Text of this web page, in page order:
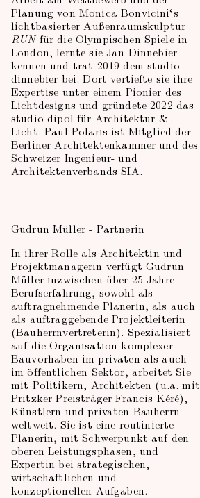
Planung von Monica Bonvicini‘s
lichtbasierter Außenraumskulptur
RUNfür die Olympischen Spiele in
London, lernte sie Jan Dinnebier
kennen und trat 2019 dem studio
dinnebier bei. Dort vertiefte sie ihre
Expertise unter einem Pionier des
Lichtdesigns und gründete 2022 das
studio dipol für Architektur &
Licht. Paul Polaris ist Mitglied der
Berliner Architektenkammer und des
Schweizer Ingenieur- und
Architektenverbands SIA.
Gudrun Müller - Partnerin
In ihrer Rolle als Architektin und
Projektmanagerin verfügt Gudrun
Müller inzwischen über 25 Jahre
Berufserfahrung, sowohl als
auftragnehmende Planerin, als auch
als auftraggebende Projektleiterin
(Bauherrnvertreterin). Spezialisiert
auf die Organisation komplexer
Bauvorhaben im privaten als auch
im öffentlichen Sektor, arbeitet Sie
mit Politikern, Architekten (u.a. mit
Pritzker Preisträger Francis Kéré),
Künstlern und privaten Bauherrn
weltweit. Sie ist eine routinierte
Planerin, mit Schwerpunkt auf den
oberen Leistungsphasen, und
Expertin bei strategischen,
wirtschaftlichen und
konzeptionellen Aufgaben.